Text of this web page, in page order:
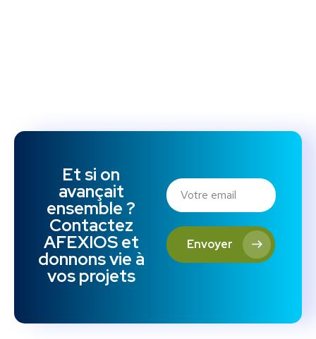
Et si on
avançait
ensemble ?
Contactez
AFEXIOS et
donnons vie à
vos projets
Envoyer